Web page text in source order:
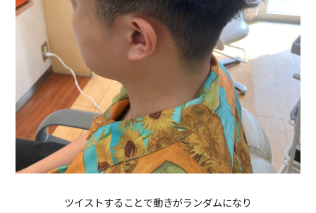
ツイストすることで動きがランダムになり